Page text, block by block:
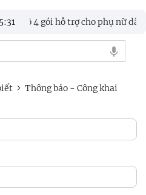
:314 gói hỗ trợ cho phụ nữ dân
Thông báo - Công khai